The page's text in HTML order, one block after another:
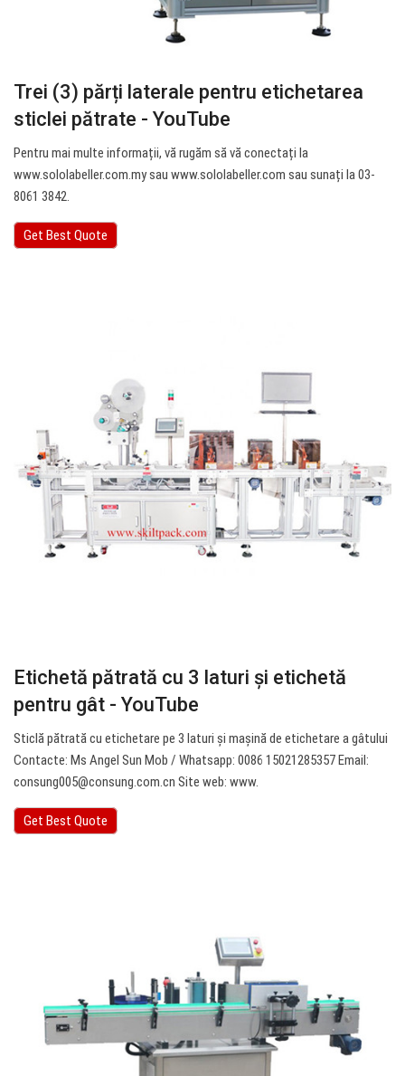
Trei (3) părți laterale pentru etichetarea
sticlei pătrate - YouTube
Pentru mai multe informații, vă rugăm să vă conectați la
www.sololabeller.com.my sau www.sololabeller.com sau sunați la 03-
8061 3842.
Get Best Quote
Etichetă pătrată cu 3 laturi și etichetă
pentru gât - YouTube
Sticlă pătrată cu etichetare pe 3 laturi și mașină de etichetare a gâtului
Contacte: Ms Angel Sun Mob / Whatsapp: 0086 15021285357 Email:
consung005@consung.com.cn Site web: www.
Get Best Quote